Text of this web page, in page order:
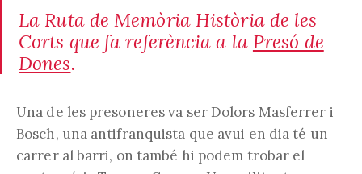
La Ruta de Memòria Història de les
Corts que fa referència a la Presó de
Dones.
Una de les presoneres va ser Dolors Masferrer i
Bosch, una antifranquista que avui en dia té un
carrer al barri, on també hi podem trobar el